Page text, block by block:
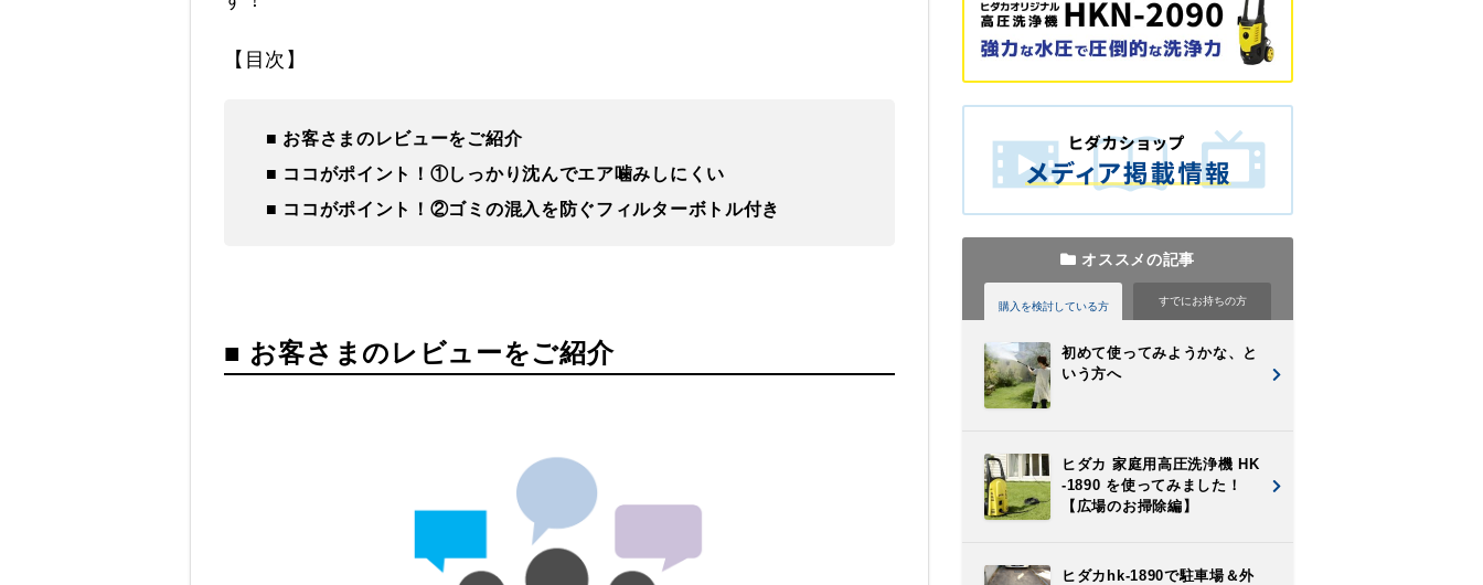
【目次】
■ お客さまのレビューをご紹介
■ ココがポイント！①しっかり沈んでエア噛みしにくい
■ ココがポイント！②ゴミの混入を防ぐフィルターボトル付き
■ お客さまのレビューをご紹介
オススメの記事
購入を検討している方 すでにお持ちの方
初めて使ってみようかな、と
いう方へ
ヒダカ 家庭用高圧洗浄機 HK
-1890 を使ってみました！
【広場のお掃除編】
ヒダカhk-1890で駐車場＆外